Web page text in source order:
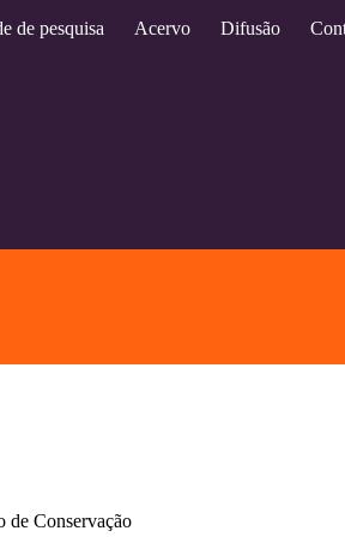
de pesquisa Acervo Difusão
de Conservação